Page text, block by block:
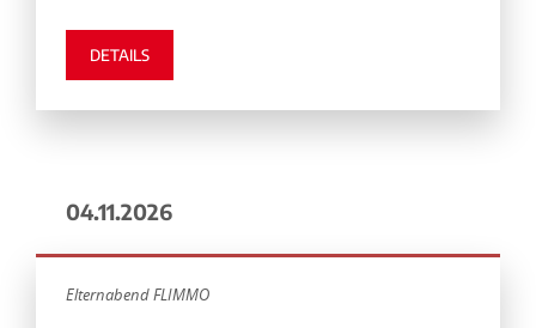
DETAILS
04.11.2026
Elternabend FLIMMO